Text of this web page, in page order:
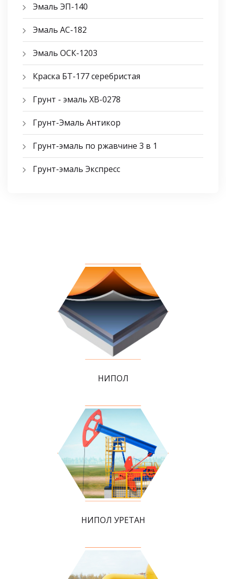
Эмаль ЭП-140
Эмаль АС-182
Эмаль ОСК-1203
Краска БТ-177 серебристая
Грунт - эмаль ХВ-0278
Грунт-Эмаль Антикор
Грунт-эмаль по ржавчине 3 в 1
Грунт-эмаль Экспресс
НИПОЛ
НИПОЛ УРЕТАН